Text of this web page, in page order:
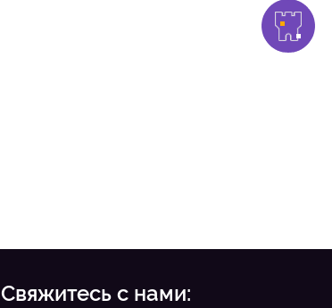
Свяжитесь с нами: